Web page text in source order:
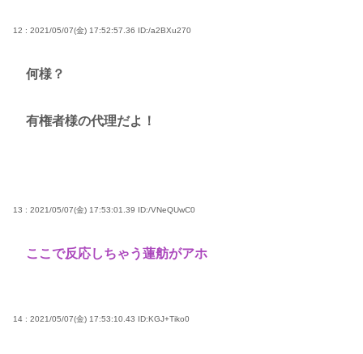
12 : 2021/05/07(金) 17:52:57.36 ID:/a2BXu270
何様？
有権者様の代理だよ！
13 : 2021/05/07(金) 17:53:01.39 ID:/VNeQUwC0
ここで反応しちゃう蓮舫がアホ
14 : 2021/05/07(金) 17:53:10.43 ID:KGJ+Tiko0